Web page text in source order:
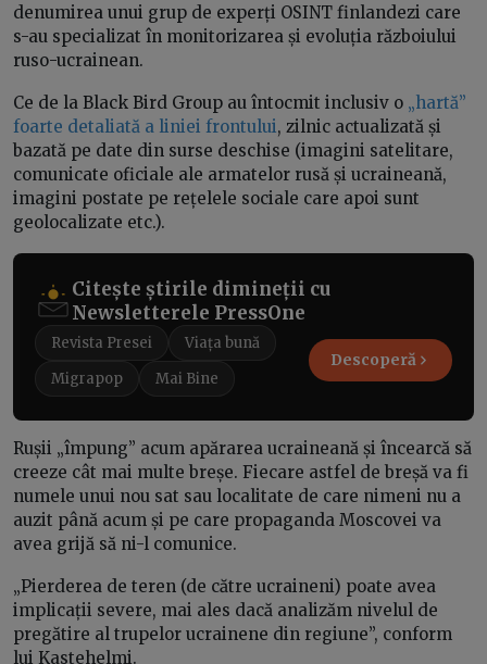
denumirea unui grup de experți OSINT finlandezi care
s-au specializat în monitorizarea și evoluția războiului
ruso-ucrainean.
Ce de la Black Bird Group au întocmit inclusiv o „hartă”
foarte detaliată a liniei frontului, zilnic actualizată și
bazată pe date din surse deschise (imagini satelitare,
comunicate oficiale ale armatelor rusă și ucraineană,
imagini postate pe rețelele sociale care apoi sunt
geolocalizate etc.).
Citește știrile dimineții cu
Newsletterele PressOne
Revista Presei
Viața bună
Migrapop
Mai Bine
Descoperă
Rușii „împung” acum apărarea ucraineană și încearcă să
creeze cât mai multe breșe. Fiecare astfel de breșă va fi
numele unui nou sat sau localitate de care nimeni nu a
auzit până acum și pe care propaganda Moscovei va
avea grijă să ni-l comunice.
„Pierderea de teren (de către ucraineni) poate avea
implicații severe, mai ales dacă analizăm nivelul de
pregătire al trupelor ucrainene din regiune”, conform
lui Kastehelmi.